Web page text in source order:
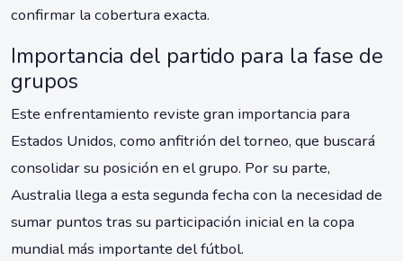
confirmar la cobertura exacta.
Importancia del partido para la fase de
grupos
Este enfrentamiento reviste gran importancia para
Estados Unidos, como anfitrión del torneo, que buscará
consolidar su posición en el grupo. Por su parte,
Australia llega a esta segunda fecha con la necesidad de
sumar puntos tras su participación inicial en la copa
mundial más importante del fútbol.